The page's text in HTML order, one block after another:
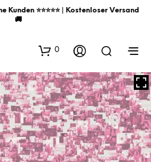
⭐️⭐️⭐️⭐️⭐️ | Kostenloser Versand
🚚
0